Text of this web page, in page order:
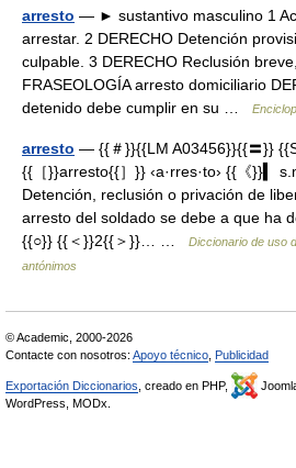
arresto — ► sustantivo masculino 1
arrestar. 2 DERECHO Detención
culpable. 3 DERECHO Reclusión
FRASEOLOGÍA arresto domiciliario
detenido debe cumplir en su …
arresto — {{＃}}{{LM A03456}}{{〓}}
{{［}}arresto{{］}} ‹a·rres·to› {{《}}▍
Detención, reclusión o privación de
arresto del soldado se debe a que ha
{{○}} {{＜}}2{{＞}}… …
Diccionario de uso
antónimos
© Academic, 2000-2026
Contacte con nosotros: Apoyo técnico Publicidad
Exportación Diccionarios , creado en PHP,
WordPress, MODx.